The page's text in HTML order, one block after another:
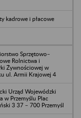
kadrowe i płacowe
Sprzętowo–
Rolnictwa i
Żywnościowej w
ul. Armii Krajowej 4
Urząd Wojewódzki
w Przemyślu Plac
3 37 – 700 Przemyśl